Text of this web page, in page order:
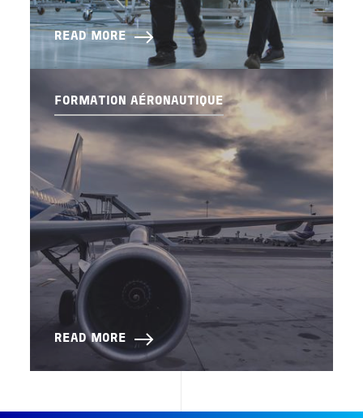
READ MORE
FORMATION AÉRONAUTIQUE
READ MORE